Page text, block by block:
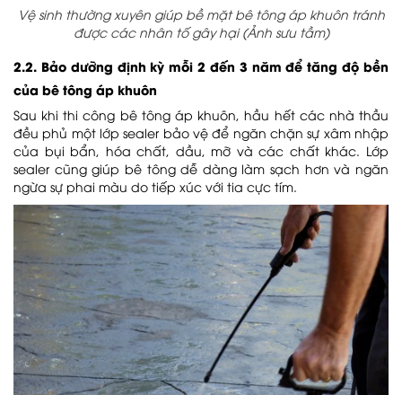
Vệ sinh thường xuyên giúp bề mặt bê tông áp khuôn tránh
được các nhân tố gây hại (Ảnh sưu tầm)
2.2. Bảo dưỡng định kỳ mỗi 2 đến 3 năm để tăng độ bền
của bê tông áp khuôn
Sau khi thi công bê tông áp khuôn, hầu hết các nhà thầu
đều phủ một lớp sealer bảo vệ để ngăn chặn sự xâm nhập
của bụi bẩn, hóa chất, dầu, mỡ và các chất khác. Lớp
sealer cũng giúp bê tông dễ dàng làm sạch hơn và ngăn
ngừa sự phai màu do tiếp xúc với tia cực tím.